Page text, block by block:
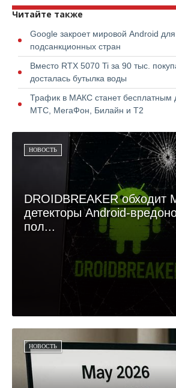
Читайте также
Google закроет мировой Android для
подсанкционных стран
Вместо RTX 5070 Ti за 90 тыс.
досталась бутылка воды
Трафик в МАКС станет бесплатным
МТС, МегаФон, Билайн и Т2
НОВОСТЬ
DROIDBREAKER обходит
детекторы Android-
пол...
НОВОСТЬ